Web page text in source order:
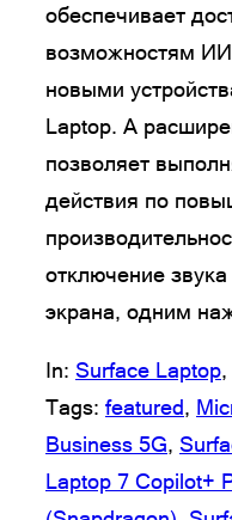
обеспечивает
возможностям
новыми
Laptop. А
позволяет
действия по
отключение
экрана, одним
In: Surface Laptop,
Tags: featured,
Business 5G,
Laptop 7 Copilot+